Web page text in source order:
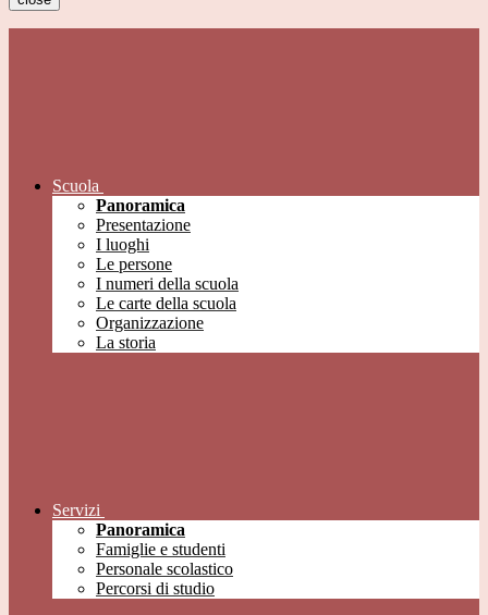
Scuola
Panoramica
Presentazione
I luoghi
Le persone
I numeri della scuola
Le carte della scuola
Organizzazione
La storia
Servizi
Panoramica
Famiglie e studenti
Personale scolastico
Percorsi di studio